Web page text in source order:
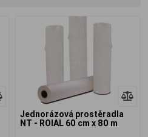
Jednorázová prostěradla
NT - ROIAL 60 cm x 80 m